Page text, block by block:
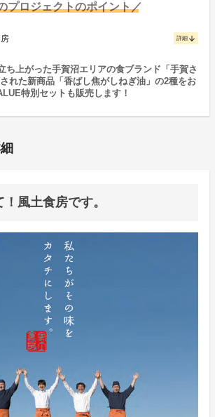
プロジェクトのポイント／
詳細 arrow_downward
ち上がった手賀沼エリアの食ブランド「手賀さ
れた新商品「香ばし焦がしねぎ油」の2種をお
特別セットも販売します！
風土食房です。